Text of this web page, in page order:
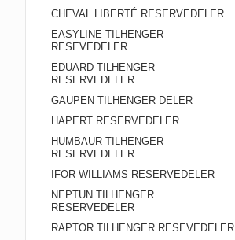
CHEVAL LIBERTÉ RESERVEDELER
EASYLINE TILHENGER
RESEVEDELER
EDUARD TILHENGER
RESERVEDELER
GAUPEN TILHENGER DELER
HAPERT RESERVEDELER
HUMBAUR TILHENGER
RESERVEDELER
IFOR WILLIAMS RESERVEDELER
NEPTUN TILHENGER
RESERVEDELER
RAPTOR TILHENGER RESEVEDELER